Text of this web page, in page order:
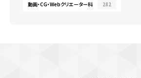
動画・CG・Webクリエーター科 282